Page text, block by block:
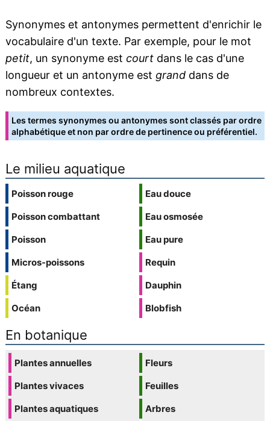
Synonymes et antonymes permettent d'enrichir le
vocabulaire d'un texte. Par exemple, pour le mot
petit, un synonyme est courtdans le cas d'une
longueur et un antonyme est granddans de
nombreux contextes.
Les termes synonymes ou antonymes sont classés par ordre
alphabétique et non par ordre de pertinence ou préférentiel.
Le milieu aquatique
Poisson rouge
Poisson combattant
Poisson
Micros-poissons
Étang
Océan
Eau douce
Eau osmosée
Eau pure
Requin
Dauphin
Blobfish
En botanique
Plantes annuelles
Plantes vivaces
Plantes aquatiques
Fleurs
Feuilles
Arbres